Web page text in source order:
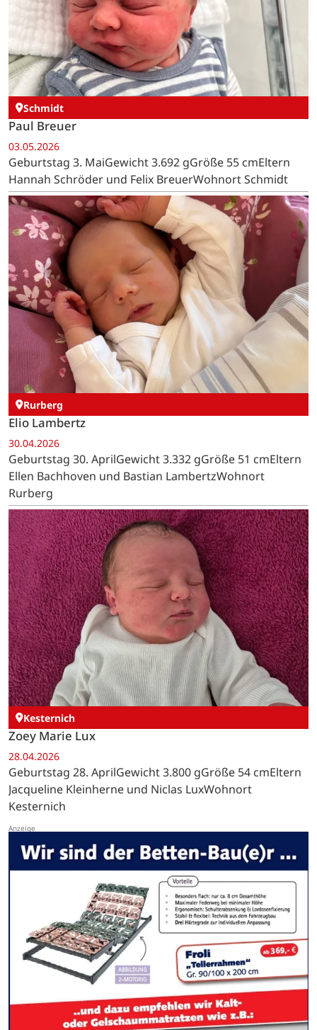
Schmidt
Paul Breuer
03.05.2026
Geburtstag 3. MaiGewicht 3.692 gGröße 55 cmEltern
Hannah Schröder und Felix BreuerWohnort Schmidt
Rurberg
Elio Lambertz
30.04.2026
Geburtstag 30. AprilGewicht 3.332 gGröße 51 cmEltern
Ellen Bachhoven und Bastian LambertzWohnort
Rurberg
Kesternich
Zoey Marie Lux
28.04.2026
Geburtstag 28. AprilGewicht 3.800 gGröße 54 cmEltern
Jacqueline Kleinherne und Niclas LuxWohnort
Kesternich